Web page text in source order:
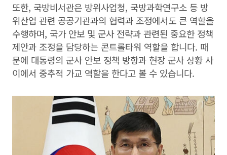
또한, 국방비서관은 방위사업청, 국방과학연구소 등 방
위산업 관련 공공기관과의 협력과 조정에서도 큰 역할을
수행하며, 국가 안보 및 군사 전략과 관련된 중요한 정책
제안과 조정을 담당하는 콘트롤타워 역할을 합니다. 때
문에 대통령의 군사 안보 정책 방향과 현장 군사 상황 사
이에서 중추적 가교 역할을 한다고 볼 수 있습니다.